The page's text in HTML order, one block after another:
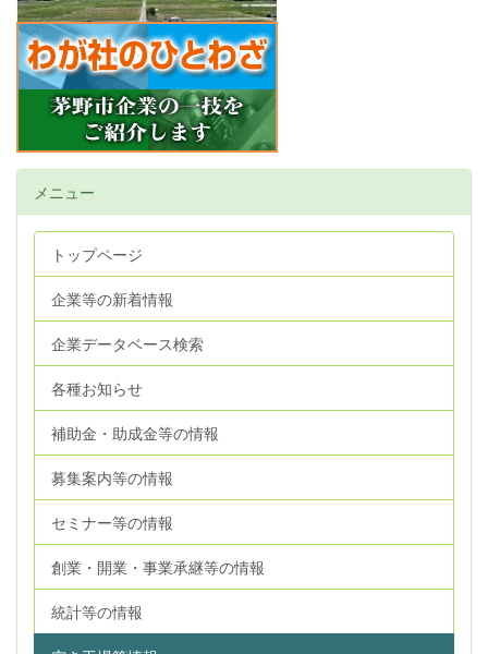
メニュー
トップページ
企業等の新着情報
企業データベース検索
各種お知らせ
補助金・助成金等の情報
募集案内等の情報
セミナー等の情報
創業・開業・事業承継等の情報
統計等の情報